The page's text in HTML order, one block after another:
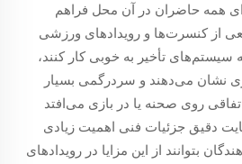
همه حاضران در آن محل فراهم
از کنسرت‌ها و رویدادهای ورزشی
تأخیر به خوبی کار کنند،
نشان می‌دهند و سردرگمی بسیار
روی صحنه یا در بازی می‌افتد
دقیق جزئیات فنی اهمیت زیادی
بتوانند از این مزایا در رویدادهای